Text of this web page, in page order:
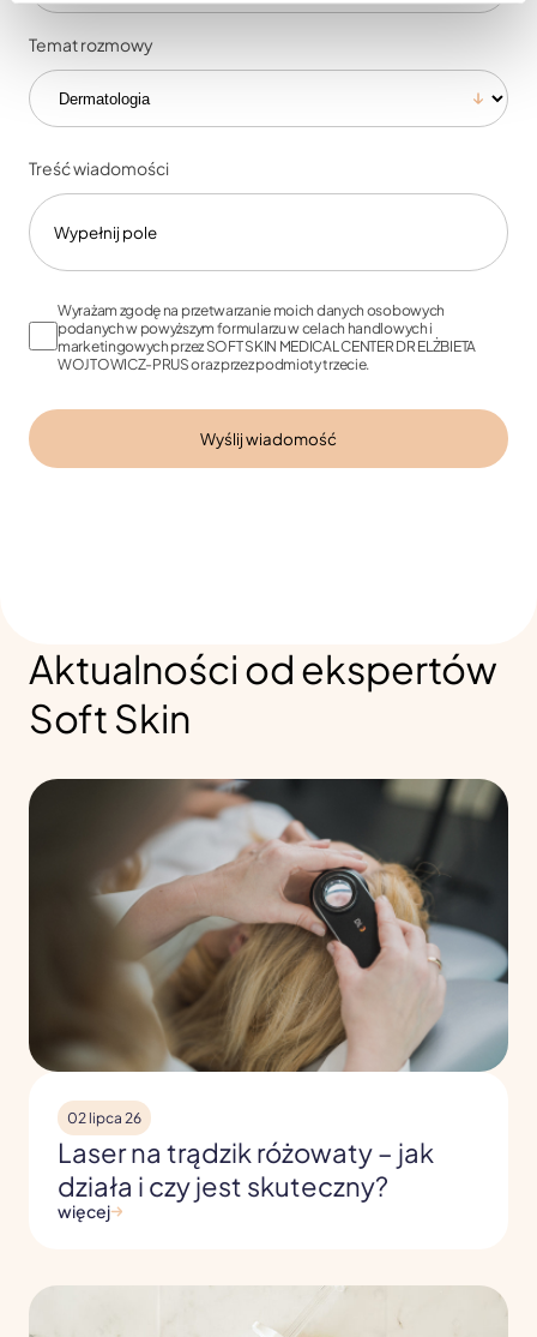
Temat rozmowy
Treść wiadomości
Wyrażam zgodę na przetwarzanie moich danych osobowych
podanych w powyższym formularzu w celach handlowych i
marketingowych przez SOFT SKIN MEDICAL CENTER DR ELŻBIETA
WOJTOWICZ-PRUS oraz przez podmioty trzecie.
Aktualności od ekspertów
Soft Skin
02 lipca 26
Laser na trądzik różowaty – jak
działa i czy jest skuteczny?
więcej